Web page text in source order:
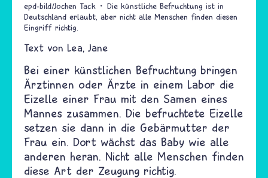
epd-bild/Jochen Tack
Die künstliche Befruchtung ist in
Deutschland erlaubt, aber nicht alle Menschen finden diesen
Eingriff richtig.
Text von Lea Jane
Bei einer künstlichen Befruchtung bringen
Ärztinnen oder Ärzte in einem Labor die
Eizelle einer Frau mit den Samen eines
Mannes zusammen. Die befruchtete Eizelle
setzen sie dann in die Gebärmutter der
Frau ein. Dort wächst das Baby wie alle
anderen heran. Nicht alle Menschen finden
diese Art der Zeugung richtig.